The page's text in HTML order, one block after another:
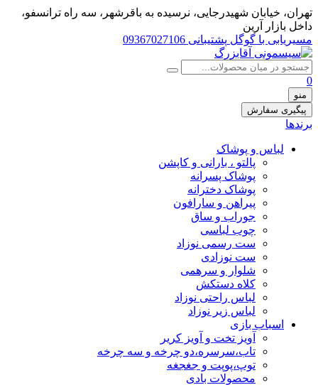
تهران، خيابان شهيدرجايى، نرسیده به باقرشهر، سه راه ترانسفو،
داخل بازار آرین
مسیریابی با گوگل پشتیبانی 09367027106
0
منو
پیگیری سفارش
برندها
لباس و پوشاک
پالتو ، بارانی و کاپشن
پوشاک پسرانه
پوشاک دخترانه
پیراهن و سارافون
جوراب و ساق
چوب لباسی
ست رسمی نوزاد
ست نوزادی
شلوار و سرهمی
کلاه دستکش
لباس راحتی نوزاد
لباس زیر نوزاد
اسباب بازی
آویز تخت و آویز کریر
تاب،سرسره،دو چرخه و سه چرخه
توپ،پوپت و جغجغه
محصولات بادی